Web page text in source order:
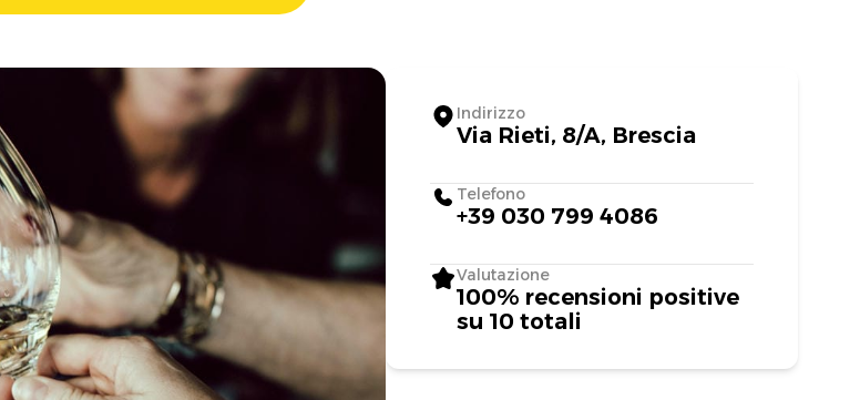
Indirizzo
Via Rieti, 8/A, Brescia
Telefono
+39 030 799 4086
Valutazione
100% recensioni positive
su 10 totali